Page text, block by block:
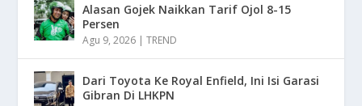
Alasan Gojek Naikkan Tarif Ojol 8-15
Persen
Agu 9, 2026 |TREND
Dari Toyota Ke Royal Enfield, Ini Isi Garasi
Gibran Di LHKPN